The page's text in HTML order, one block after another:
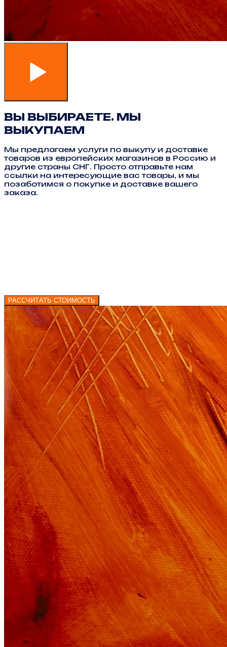
ВЫ ВЫБИРАЕТЕ. МЫ
ВЫКУПАЕМ
Мы предлагаем услуги по выкупу и доставке
товаров из европейских магазинов в Россию и
другие страны СНГ. Просто отправьте нам
ссылки на интересующие вас товары, и мы
позаботимся о покупке и доставке вашего
заказа.
РАССЧИТАТЬ СТОИМОСТЬ